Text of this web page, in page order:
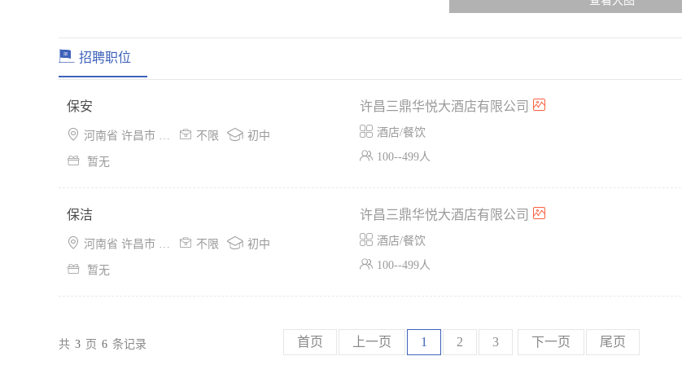
招聘职位
保安
 河南省 许昌市 魏都区  不限  初中
 暂无
许昌三鼎华悦大酒店有限公司
 酒店/餐饮
 100--499人
保洁
 河南省 许昌市 魏都区  不限  初中
 暂无
许昌三鼎华悦大酒店有限公司
 酒店/餐饮
 100--499人
共 3 页 6 条记录 首页 上一页 1 2 3 下一页 尾页